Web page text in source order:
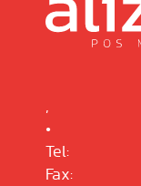
,
•
Tel:
Fax: